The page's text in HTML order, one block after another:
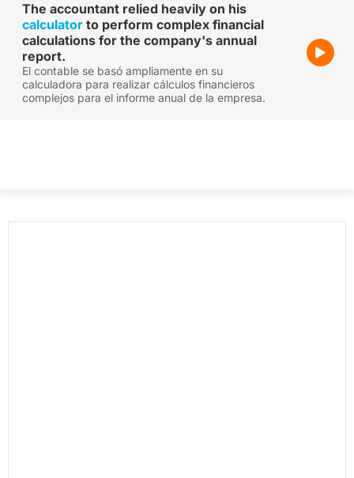
The accountant relied heavily on his
calculator to perform complex financial
calculations for the company's annual
report.
El contable se basó ampliamente en su
calculadora para realizar cálculos financieros
complejos para el informe anual de la empresa.